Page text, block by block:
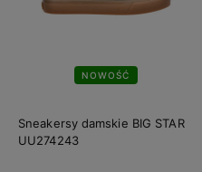
NOWOŚĆ
Sneakersy damskie BIG STAR
UU274243